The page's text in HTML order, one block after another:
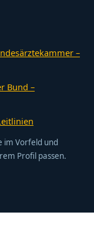
–
Bund –
im Vorfeld und
Profil passen.